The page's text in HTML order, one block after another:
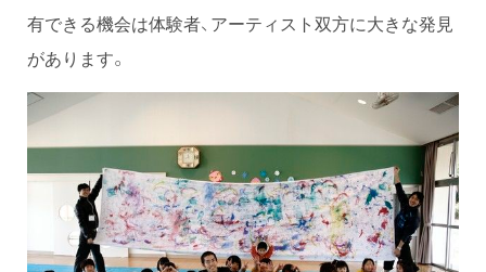
有できる機会は体験者、アーティスト双方に大きな発見
があります。